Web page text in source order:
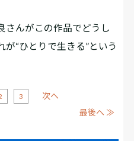
んがこの作品でどうし
“ひとりで生きる”という
3
次へ
最後へ ≫